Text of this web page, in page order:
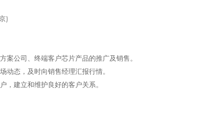
)
案公司、终端客户芯片产品的推广及销售。
动态，及时向销售经理汇报行情。
，建立和维护良好的客户关系。